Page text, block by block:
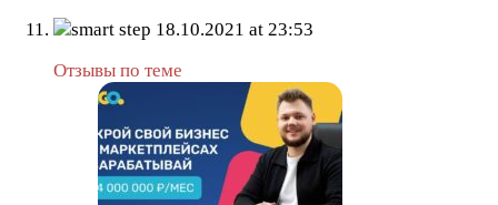
smart step 18.10.2021 at 23:53
Отзывы по теме